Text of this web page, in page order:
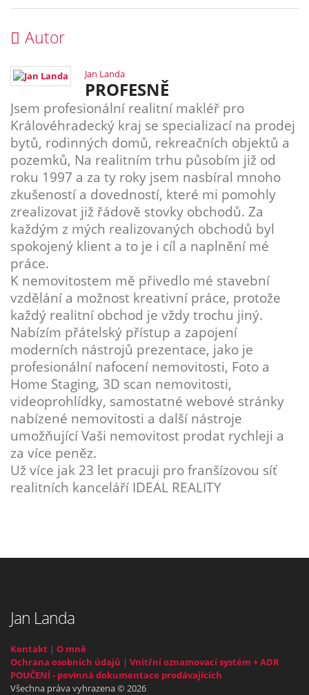
Autor
Jan Landa
PROFESNĚ
Jsem profesionální realitní makléř pro
Královéhradecký kraj se specializací na prodej
bytů, rodinných domů, rekreačních objektů a
pozemků, Na realitním trhu působím již od
roku 1997 a za ty roky jsem nasbíral mnoho
zkušeností a dovedností, které mi pomohly
zrealizovat již řádově stovky obchodů. Za
každým z mých realizovaných obchodů byl
spokojený klient a to je i cíl a naplnění mé
práce.
K nemovitostem mě přivedlo mé stavební
vzdělání a možnost kreativní práce, protože
každý realitní obchod je vždy trochu jiný.
Nabízím přátelský přístup a zapojení
moderních nástrojů prezentace, jako je
profesionální nafocení nemovitosti, Foto a
Home Staging, 3D scan nemovitosti,
videoprohlídky, samostatné webové stránky
nabízené nemovitosti a další nástroje
umožňující Vaši nemovitost prodat rychleji a
za více peněz.
Už více jak 23 let pracuji pro franšízovou síť
realitních kanceláří IDEAL REALITY
Jan Landa
Kontakt | O mně
Ochrana osobních údajů | Vnitřní oznamovací systém + ADR
POUČENÍ - povinná dokumentace prodávajících
Všechna práva vyhrazena © 2026